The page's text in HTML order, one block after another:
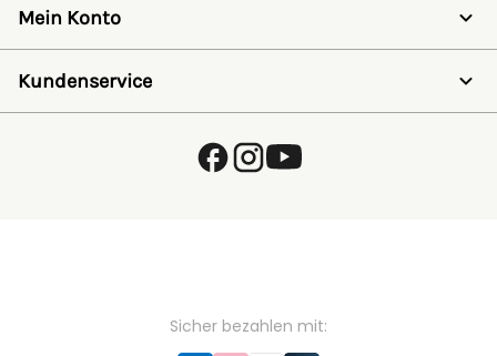
Schermaschinen
Futter- & Tränkesysteme
Haus, Hof & Stall
SALE
Mein Konto
Registrieren
Wunschzettel
Passwort vergessen
Kundenservice
Kostenlose Fachberatung
Sicher bezahlen mit: